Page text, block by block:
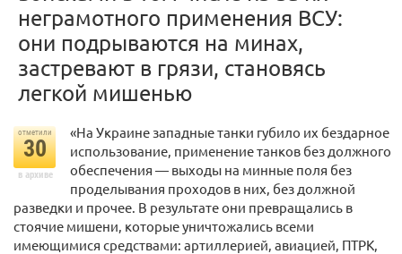
неграмотного применения ВСУ:
они подрываются на минах,
застревают в грязи, становясь
легкой мишенью
отметили
30
в архиве
«На Украине западные танки губило их бездарное
использование, применение танков без должного
обеспечения — выходы на минные поля без
проделывания проходов в них, без должной
разведки и прочее. В результате они превращались в
стоячие мишени, которые уничтожались всеми
имеющимися средствами: артиллерией, авиацией, ПТРК,